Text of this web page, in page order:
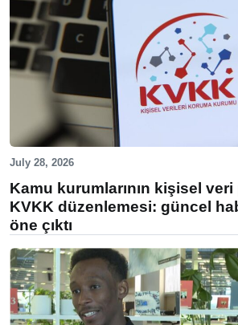
July 28, 2026
Kamu kurumlarının kişisel veri
KVKK düzenlemesi: güncel
öne çıktı